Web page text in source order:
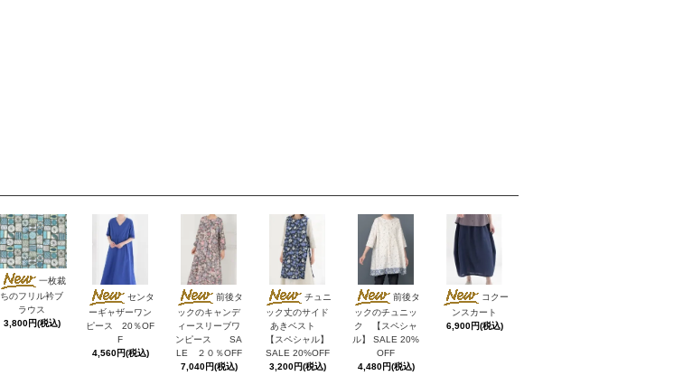
一枚裁
ちのフリル衿ブ
ラウス
3,800円(税込)
センタ
ーギャザーワン
ピース 20％OF
F
4,560円(税込)
前後タ
ックのキャンデ
ィースリーブワ
ンピース SA
LE ２０％OFF
7,040円(税込)
チュニ
ック丈のサイド
あきベスト
【スペシャル】
SALE 20%OFF
3,200円(税込)
前後タ
ックのチュニッ
ク 【スペシャ
ル】 SALE 20%
OFF
4,480円(税込)
コクー
ンスカート
6,900円(税込)